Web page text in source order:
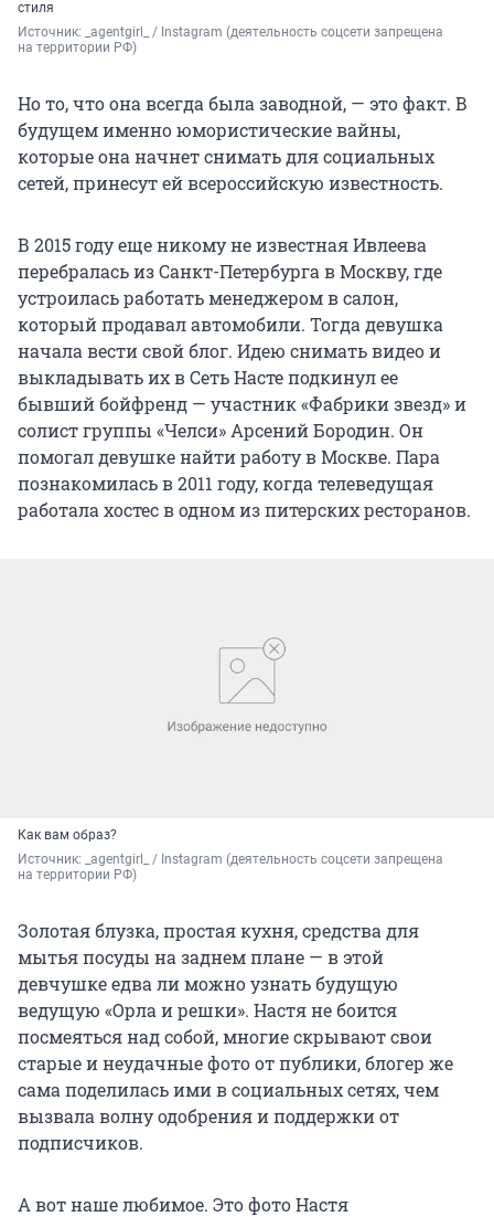
стиля
Источник:
_agentgirl_ / Instagram (деятельность соцсети запрещена
на территории РФ)
Но то, что она всегда была заводной, — это факт. В
будущем именно юмористические вайны,
которые она начнет снимать для социальных
сетей, принесут ей всероссийскую известность.
В 2015 году еще никому не известная Ивлеева
перебралась из Санкт-Петербурга в Москву, где
устроилась работать менеджером в салон,
который продавал автомобили. Тогда девушка
начала вести свой блог. Идею снимать видео и
выкладывать их в Сеть Насте подкинул ее
бывший бойфренд — участник «Фабрики звезд» и
солист группы «Челси» Арсений Бородин. Он
помогал девушке найти работу в Москве. Пара
познакомилась в 2011 году, когда телеведущая
работала хостес в одном из питерских ресторанов.
Как вам образ?
Источник:
_agentgirl_ / Instagram (деятельность соцсети запрещена
на территории РФ)
Золотая блузка, простая кухня, средства для
мытья посуды на заднем плане — в этой
девчушке едва ли можно узнать будущую
ведущую «Орла и решки». Настя не боится
посмеяться над собой, многие скрывают свои
старые и неудачные фото от публики, блогер же
сама поделилась ими в социальных сетях, чем
вызвала волну одобрения и поддержки от
подписчиков.
А вот наше любимое. Это фото Настя